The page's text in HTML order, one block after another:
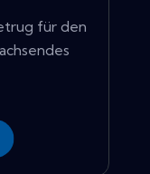
für den